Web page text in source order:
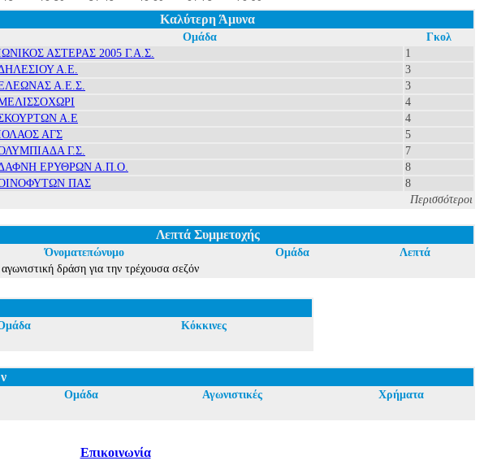
Καλύτερη Άμυνα
Ομάδα
Γκολ
ΑΣΤΕΡΑΣ 2005 Γ.Α.Σ.
1
Α.Ε.
3
Α.Ε.Σ.
3
4
Α.Ε
4
ΑΓΣ
5
Γ.Σ.
7
ΕΡΥΘΡΩΝ Α.Π.Ο.
8
ΠΑΣ
8
Περισσότεροι
Λεπτά Συμμετοχής
Όνοματεπώνυμο Ομάδα
Λεπτά
δράση για την τρέχουσα σεζόν
Κόκκινες
Ομάδα Αγωνιστικές
Χρήματα
Επικοινωνία